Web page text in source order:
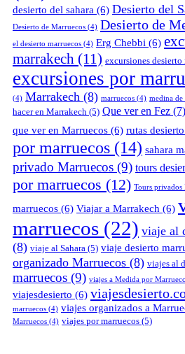
desierto del sahara (6) Desierto del
Desierto de Marruecos (4) Desierto de
el desierto marruecos (4) Erg Chebbi (6)
marrakech (11) excursiones desierto
excursiones por
(4) Marrakech (8) marruecos (4) medina de
hacer en Marrakech (5) Que ver en Fez (7)
que ver en Marruecos (6) rutas
por marruecos (14) sahara
privado Marruecos (9) tours
por marruecos (12) Tours privados
marruecos (6) Viajar a Marrakech (6)
marruecos (22) viaje al
(8) viaje al Sahara (5) viaje desierto
organizado Marruecos (8) viajes al
marruecos (9) viajes a Medida por
viajesdesierto (6)
marruecos (4) viajes organizados a
Marruecos (4) viajes por marruecos (5)